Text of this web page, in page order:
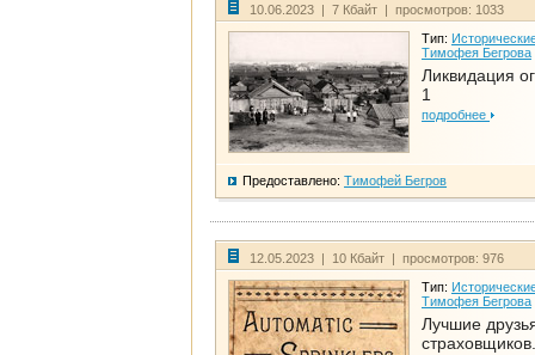
10.06.2023 | 7 Кбайт | просмотров: 1033
Тип:
Тимофея Бегрова
Ликвидация
1
подробнее
Предоставлено: Тимофей Бегров
12.05.2023 | 10 Кбайт | просмотров: 976
Тип:
Тимофея Бегрова
Лучшие